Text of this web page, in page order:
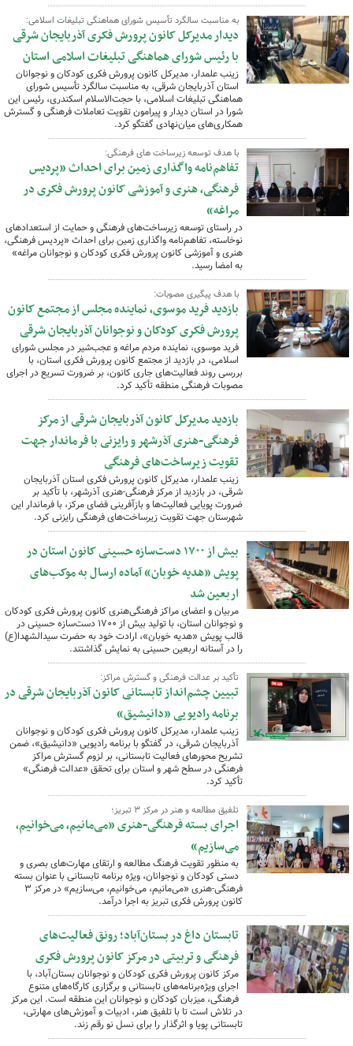
به مناسبت سالگرد تأسیس شورای هماهنگی تبلیغات اسلامی:
دیدار مدیرکل کانون پرورش فکری آذربایجان شرقی
با رئیس شورای هماهنگی تبلیغات اسلامی استان
زینب علمدار، مدیرکل کانون پرورش فکری کودکان و نوجوانان
استان آذربایجان شرقی، به مناسبت سالگرد تأسیس شورای
هماهنگی تبلیغات اسلامی، با حجت‌الاسلام اسکندری، رئیس این
شورا در استان دیدار و پیرامون تقویت تعاملات فرهنگی و گسترش
همکاری‌های میان‌نهادی گفتگو کرد.
با هدف توسعه زیرساخت های فرهنگی:
تفاهم‌نامه واگذاری زمین برای احداث «پردیس
فرهنگی، هنری و آموزشی کانون پرورش فکری در
مراغه»
در راستای توسعه زیرساخت‌های فرهنگی و حمایت از استعدادهای
نوخاسته، تفاهم‌نامه واگذاری زمین برای احداث «پردیس فرهنگی،
هنری و آموزشی کانون پرورش فکری کودکان و نوجوانان مراغه»
به امضا رسید.
با هدف پیگیری مصوبات:
بازدید فرید موسوی، نماینده مجلس از مجتمع کانون
پرورش فکری کودکان و نوجوانان آذربایجان شرقی
فرید موسوی، نماینده مردم مراغه و عجب‌شیر در مجلس شورای
اسلامی، در بازدید از مجتمع کانون پرورش فکری استان، با
بررسی روند فعالیت‌های جاری کانون، بر ضرورت تسریع در اجرای
مصوبات فرهنگی منطقه تأکید کرد.
بازدید مدیرکل کانون آذربایجان شرقی از مرکز
فرهنگی‌-هنری آذرشهر و رایزنی با فرماندار جهت
تقویت زیرساخت‌های فرهنگی
زینب علمدار، مدیرکل کانون پرورش فکری استان آذربایجان
شرقی، در بازدید از مرکز فرهنگی‌-هنری آذرشهر، با تأکید بر
ضرورت پویایی فعالیت‌ها و بازآفرینی فضای مرکز، با فرماندار این
شهرستان جهت تقویت زیرساخت‌های فرهنگی رایزنی کرد.
بیش از ۱۷۰۰ دست‌سازه حسینی کانون استان در
پویش «هدیه خوبان» آماده ارسال به موکب‌های
اربعین شد
مربیان و اعضای مراکز فرهنگی‌هنری کانون پرورش فکری کودکان
و نوجوانان استان، با تولید بیش از ۱۷۰۰ دست‌سازه حسینی در
قالب پویش «هدیه خوبان»، ارادت خود به حضرت سیدالشهدا(ع)
را در آستانه اربعین حسینی به نمایش گذاشتند.
تأکید بر عدالت فرهنگی و گسترش مراکز:
تبیین چشم‌انداز تابستانی کانون آذربایجان شرقی در
برنامه رادیویی «دانیشیق»
زینب علمدار، مدیرکل کانون پرورش فکری کودکان و نوجوانان
آذربایجان شرقی، در گفتگو با برنامه رادیویی «دانیشیق»، ضمن
تشریح محورهای فعالیت تابستانی، بر لزوم گسترش مراکز
فرهنگی در سطح شهر و استان برای تحقق «عدالت فرهنگی»
تأکید کرد.
تلفیق مطالعه و هنر در مرکز ۳ تبریز؛
اجرای بسته فرهنگی-هنری «می‌مانیم، می‌خوانیم،
می‌سازیم»
به منظور تقویت فرهنگ مطالعه و ارتقای مهارت‌های بصری و
دستی کودکان و نوجوانان، ویژه برنامه تابستانی با عنوان بسته
فرهنگی-هنری «می‌مانیم، می‌خوانیم، می‌سازیم» در مرکز ۳
کانون پرورش فکری تبریز به اجرا درآمد.
تابستان داغ در بستان‌آباد؛ رونق فعالیت‌های
فرهنگی و تربیتی در مرکز کانون پرورش فکری
مرکز کانون پرورش فکری کودکان و نوجوانان بستان‌آباد، با
اجرای ویژه‌برنامه‌های تابستانی و برگزاری کارگاه‌های متنوع
فرهنگی، میزبان کودکان و نوجوانان این منطقه است. این مرکز
در تلاش است تا با تلفیق هنر، ادبیات و آموزش‌های مهارتی،
تابستانی پویا و اثرگذار را برای نسل نو رقم زند.